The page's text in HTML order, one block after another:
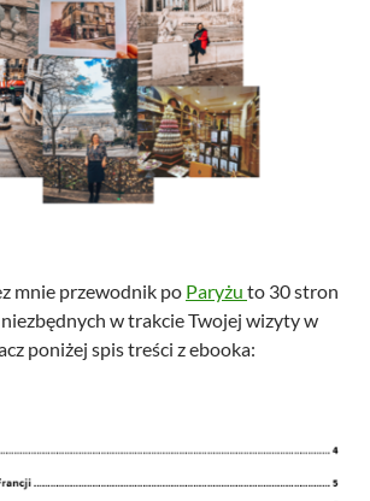
mnie przewodnik po Paryżu to 30 stron
w trakcie Twojej wizyty w
poniżej spis treści z ebooka: